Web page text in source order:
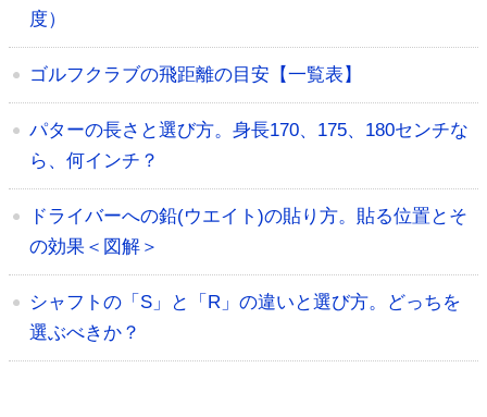
度）
ゴルフクラブの飛距離の目安【一覧表】
パターの長さと選び方。身長170、175、180センチな
ら、何インチ？
ドライバーへの鉛(ウエイト)の貼り方。貼る位置とそ
の効果＜図解＞
シャフトの「S」と「R」の違いと選び方。どっちを
選ぶべきか？